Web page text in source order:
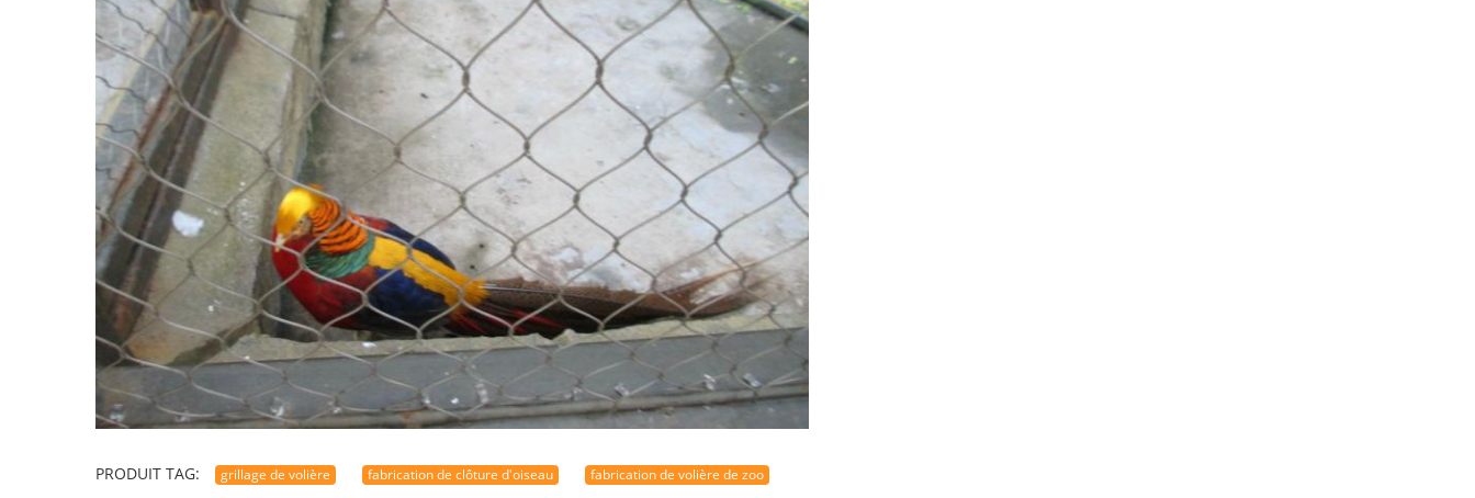
PRODUIT TAG: grillage de volière fabrication de clôture d'oiseau fabrication de volière de zoo